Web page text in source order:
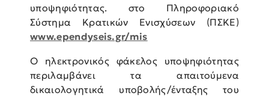
υποψηφιότητας. στο Πληροφοριακό
Σύστημα Κρατικών Ενισχύσεων (ΠΣΚΕ)
www.ependyseis.gr/mis
Ο ηλεκτρονικός φάκελος υποψηφιότητας
περιλαμβάνει τα απαιτούμενα
δικαιολογητικά υποβολής/ένταξης του